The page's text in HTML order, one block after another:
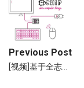
Previous Post
[视频]基于全志…